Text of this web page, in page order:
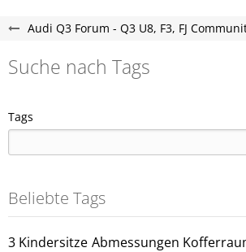
Audi Q3 Forum - Q3 U8, F3, FJ
Suche nach Tags
Tags
Beliebte Tags
3 Kindersitze Abmessungen